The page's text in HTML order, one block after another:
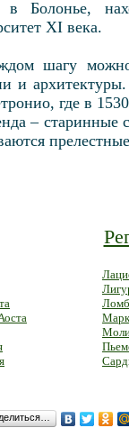
в Болонье,
ХІ века.
шагу
и
где в
–